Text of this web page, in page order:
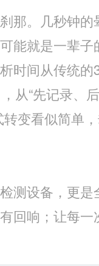
那。几秒钟
能就是一辈
时间从传统
从“先记录、
变看似简单，
测设备，更
回响；让每